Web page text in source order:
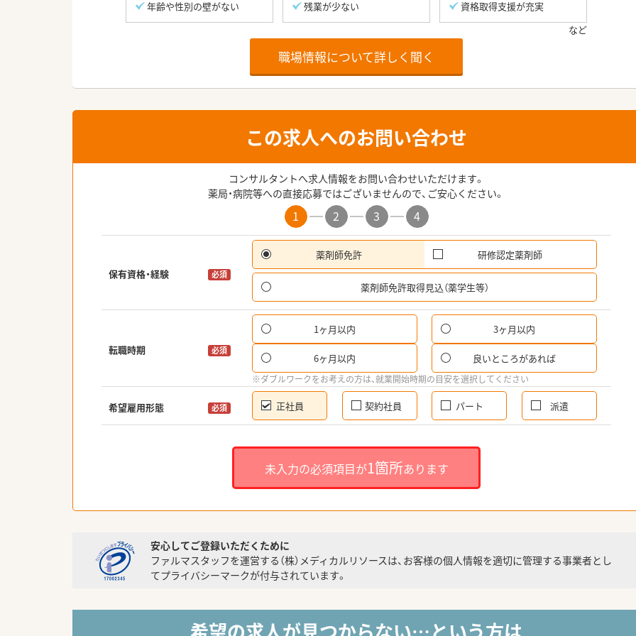
年齢や性別の壁がない
残業が少ない
資格取得支援が充実
職場情報について詳しく聞く
この求人へのお問い合わせ
コンサルタントへ求人情報をお問い合わせいただけます。
薬局・病院等への直接応募ではございませんので、ご安心ください。
1 2 3 4
保有資格・経験 必須
薬剤師免許 研修認定薬剤師
薬剤師免許取得見込（薬学生等）
転職時期 必須
1ヶ月以内 3ヶ月以内
6ヶ月以内 良いところがあれば
※ダブルワークをお考えの方は、就業開始時期の目安を選択してください
希望雇用形態 必須 正社員 契約社員 パート 派遣
未入力の必須項目が1箇所あります
安心してご登録いただくために
ファルマスタッフを運営する（株）メディカルリソースは、お客様の個人情報を適切に管理する事業者とし
てプライバシーマークが付与されています。